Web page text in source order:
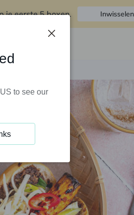
je eerste 5 boxen. Inwisselen
to see our